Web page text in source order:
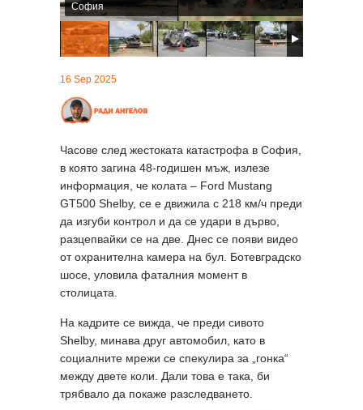
София
16 Sep 2025
Часове след жестоката катастрофа в София,
в която загина 48-годишен мъж, излезе
информация, че колата – Ford Mustang
GT500 Shelby, се е движила с 218 км/ч преди
да изгуби контрол и да се удари в дърво,
разцепвайки се на две. Днес се появи видео
от охранителна камера на бул. Ботевградско
шосе, уловила фаталния момент в
столицата.
На кадрите се вижда, че преди сивото
Shelby, минава друг автомобил, като в
социалните мрежи се спекулира за „гонка“
между двете коли. Дали това е така, би
трябвало да покаже разследването.